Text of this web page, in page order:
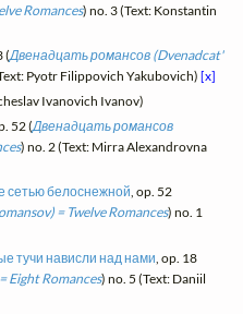
Romances) no. 3 (Text: Konstantin
(Двенадцать романсов (Dvenadcat'
Pyotr Filippovich Yakubovich)[x]
Ivanovich Ivanov)
52 (Двенадцать романсов
) no. 2 (Text: Mirra Alexandrovna
сетью белоснежной, op. 52
= Twelve Romances) no. 1
тучи нависли над нами, op. 18
Eight Romances) no. 5 (Text: Daniil